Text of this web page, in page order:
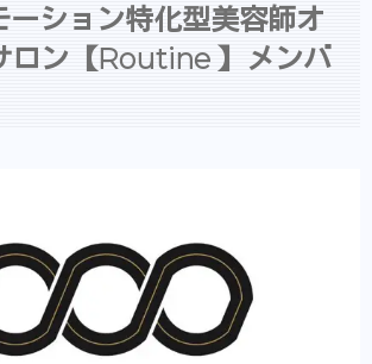
ーション特化型美容師オ
ロン【Routine 】メンバ